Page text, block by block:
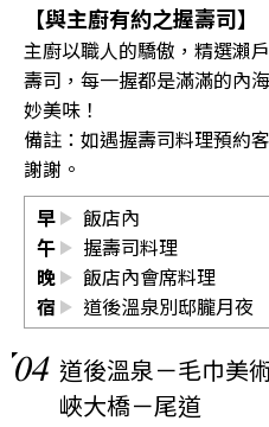
【與主廚有約之握壽司】
主廚以職人的驕傲，精選瀨
壽司，每一握都是滿滿的內
妙美味！
備註：如遇握壽司料理預約
謝謝。
早
飯店內
午
握壽司料理
晚
飯店內會席料理
宿
道後溫泉別邸朧月夜
04 道後溫泉－毛巾美
峽大橋－尾道